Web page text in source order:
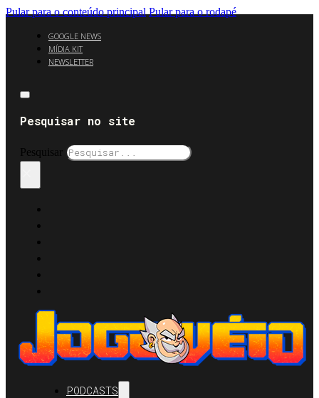
Pular para o conteúdo principal Pular para o rodapé
GOOGLE NEWS
MÍDIA KIT
NEWSLETTER
Pesquisar no site
Pesquisar
PODCASTS